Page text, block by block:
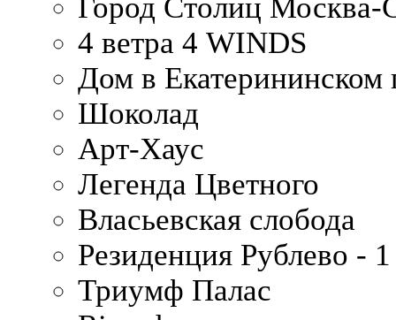
Город Столиц Москва-
4 ветра 4 WINDS
Дом в Екатерининском
Шоколад
Арт-Хаус
Легенда Цветного
Власьевская слобода
Резиденция Рублево - 1
Триумф Палас